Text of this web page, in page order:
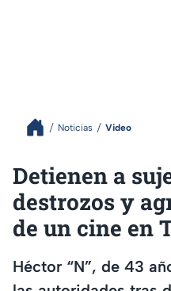
Noticias Video
Detienen a
destrozos y
de un cine en
Héctor “N”, de 43